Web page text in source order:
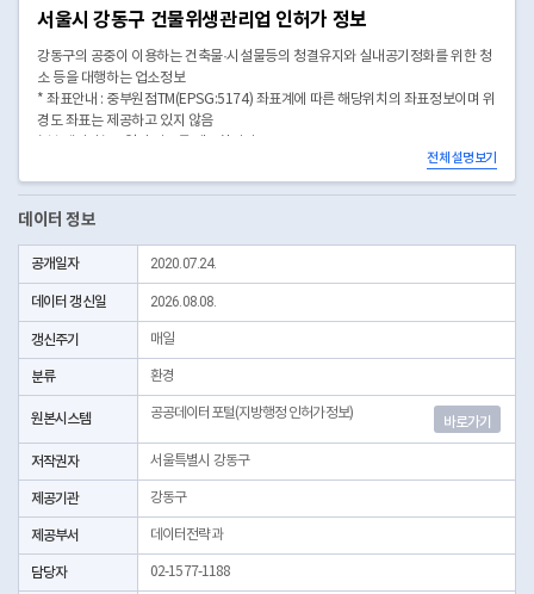
서울시 강동구 건물위생관리업 인허가 정보
강동구의 공중이 이용하는 건축물·시설물등의 청결유지와 실내공기정화를 위한 청
소 등을 대행하는 업소정보
* 좌표안내 : 중부원점TM(EPSG:5174) 좌표계에 따른 해당위치의 좌표정보이며 위
경도 좌표는 제공하고 있지 않음
* 시군구코드명은 "서울특별시 자치구 기관코드" 데이터셋에서 확인 가능합니다.
(https://data.seoul.go.kr/dataList/OA-22872/S/1/datasetView.do)
전체 설명보기
데이터 정보
공개일자 2020.07.24.
데이터 갱신일 2026.08.08.
갱신주기 매일
분류 환경
원본시스템 공공데이터포털(지방행정 인허가정보)
바로가기
저작권자 서울특별시 강동구
제공기관 강동구
제공부서 데이터전략과
담당자 02-1577-1188